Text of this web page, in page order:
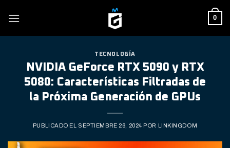
0
TECNOLOGÍA
NVIDIA GeForce RTX 5090 y RTX
5080: Características Filtradas de
la Próxima Generación de GPUs
PUBLICADO EL SEPTIEMBRE 26, 2024 POR LINKINGDOM